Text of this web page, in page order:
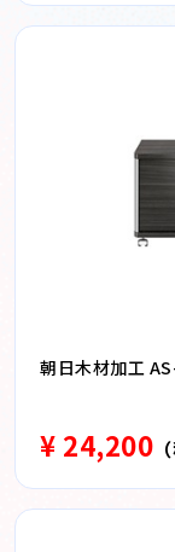
朝日木材加工
¥ 24,200